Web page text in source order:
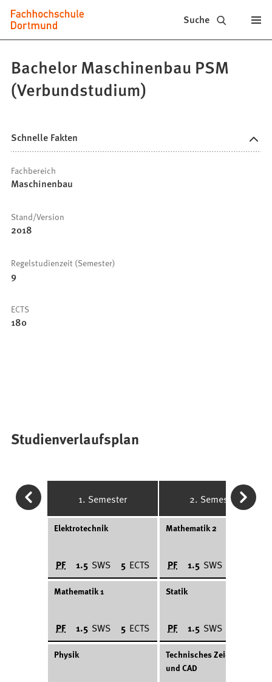
Inhalt anspringen
Fachhochschule
Dortmund
-
Studium,
Bewerbung
Suche
Bachelor Maschinenbau PSM
(Verbundstudium)
Schnelle Fakten
Fachbereich
Maschinenbau
Stand/Version
2018
Regelstudienzeit (Semester)
9
ECTS
180
Studienverlaufsplan
1. Semester 2. Semester
Elektrotechnik
PF 1.5 SWS 5 ECTS
Mathematik 2
PF 1.5 SWS
Mathematik 1
PF 1.5 SWS 5 ECTS
Statik
PF 1.5 SWS
Physik
Technisches Zeichnen
und CAD